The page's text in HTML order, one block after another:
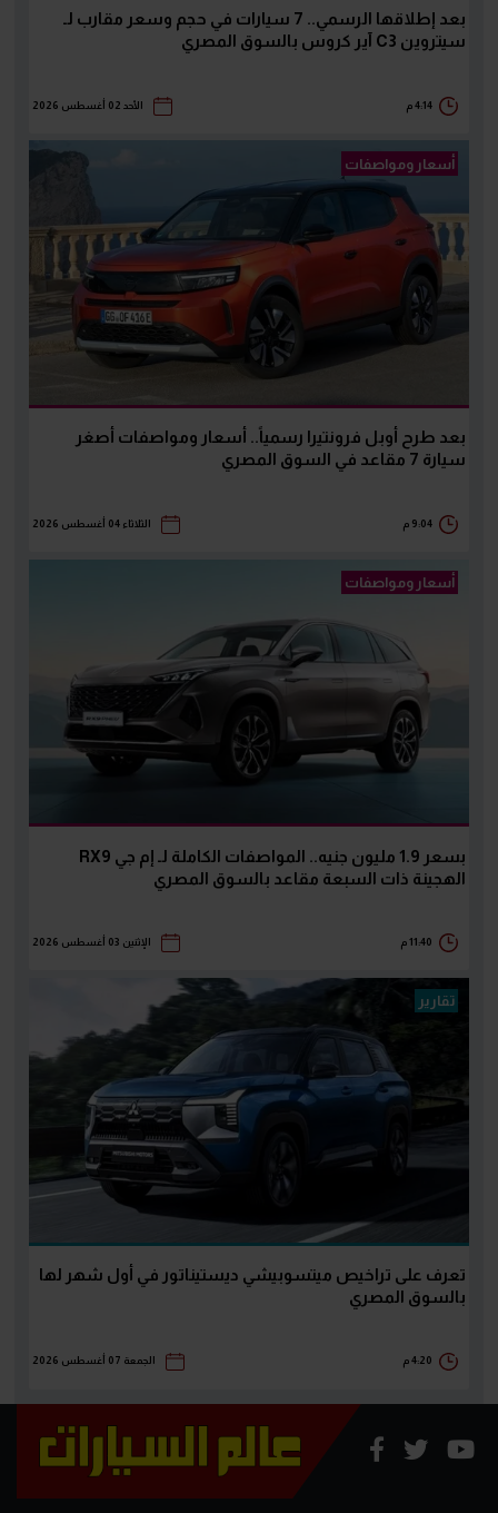
بعد إطلاقها الرسمي.. 7 سيارات في حجم وسعر مقارب لـ
سيتروين C3 آير كروس بالسوق المصري
4:14 م الأحد 02 أغسطس 2026
أسعار ومواصفات
بعد طرح أوبل فرونتيرا رسمياً.. أسعار ومواصفات أصغر
سيارة 7 مقاعد في السوق المصري
9:04 م الثلاثاء 04 أغسطس 2026
أسعار ومواصفات
بسعر 1.9 مليون جنيه.. المواصفات الكاملة لـ إم جي RX9
الهجينة ذات السبعة مقاعد بالسوق المصري
11:40 م الإثنين 03 أغسطس 2026
تقارير
تعرف على تراخيص ميتسوبيشي ديستيناتور في أول شهر لها
بالسوق المصري
4:20 م الجمعة 07 أغسطس 2026